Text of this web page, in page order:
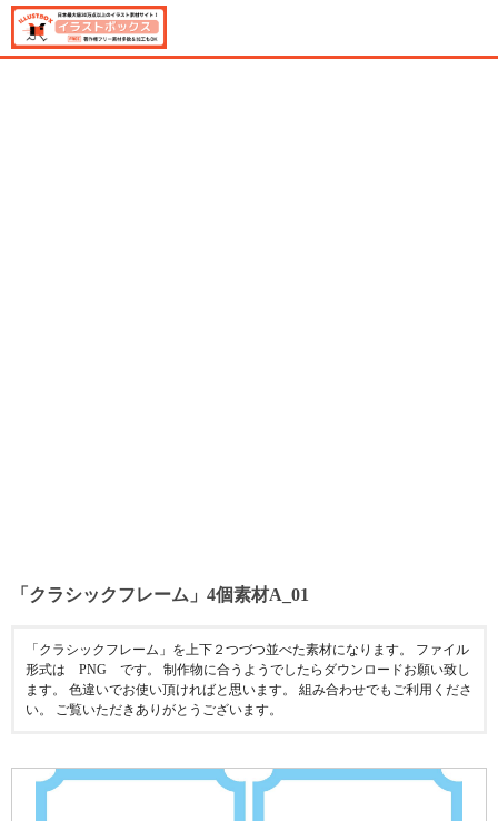
「クラシックフレーム」4個素材A_01
「クラシックフレーム」を上下２つづつ並べた素材になります。 ファイル
形式は PNG です。 制作物に合うようでしたらダウンロードお願い致し
ます。 色違いでお使い頂ければと思います。 組み合わせでもご利用くださ
い。 ご覧いただきありがとうございます。